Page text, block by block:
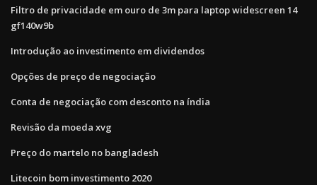
Filtro de privacidade em ouro de 3m para laptop widescreen 14
gf140w9b
Introdução ao investimento em dividendos
Opções de preço de negociação
Conta de negociação com desconto na índia
Revisão da moeda xvg
Preço do martelo no bangladesh
Litecoin bom investimento 2020